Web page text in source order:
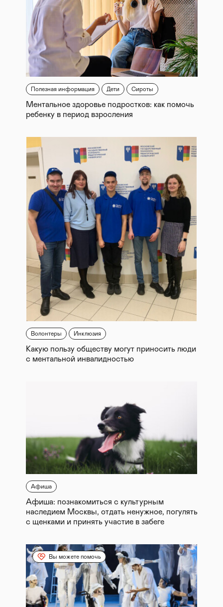
Полезная информация Дети Сироты
Ментальное здоровье подростков: как помочь
ребенку в период взросления
Волонтеры Инклюзия
Какую пользу обществу могут приносить люди
с ментальной инвалидностью
Афиша
Афиша: познакомиться с культурным
наследием Москвы, отдать ненужное, погулять
с щенками и принять участие в забеге
Вы можете помочь